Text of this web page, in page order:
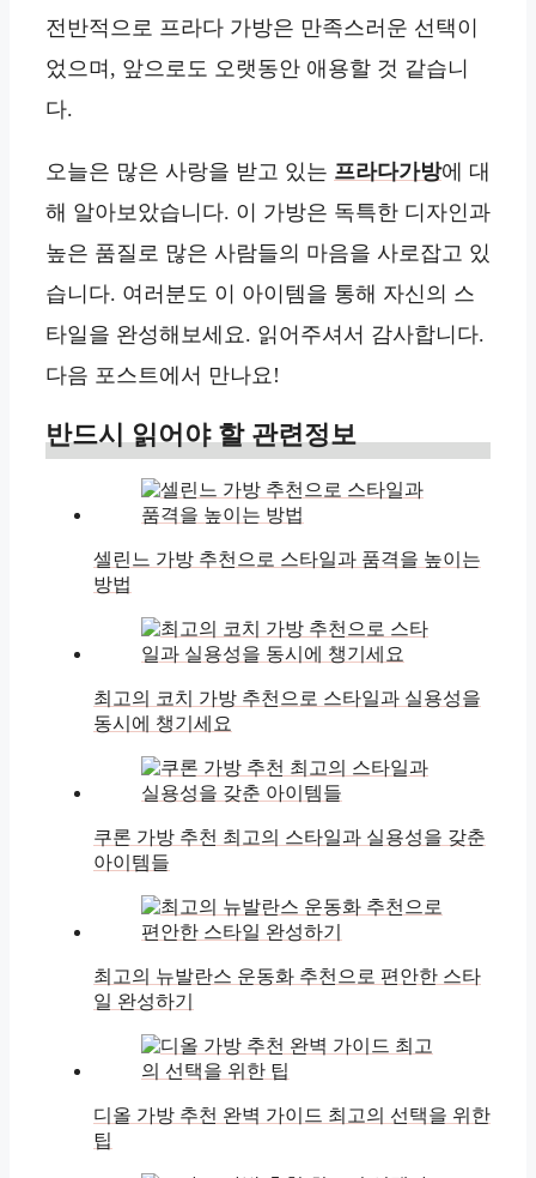
전반적으로 프라다 가방은 만족스러운 선택이
었으며, 앞으로도 오랫동안 애용할 것 같습니
다.
오늘은 많은 사랑을 받고 있는 프라다가방에 대
해 알아보았습니다. 이 가방은 독특한 디자인과
높은 품질로 많은 사람들의 마음을 사로잡고 있
습니다. 여러분도 이 아이템을 통해 자신의 스
타일을 완성해보세요. 읽어주셔서 감사합니다.
다음 포스트에서 만나요!
반드시 읽어야 할 관련정보
셀린느 가방 추천으로 스타일과 품격을 높이는
방법
최고의 코치 가방 추천으로 스타일과 실용성을
동시에 챙기세요
쿠론 가방 추천 최고의 스타일과 실용성을 갖춘
아이템들
최고의 뉴발란스 운동화 추천으로 편안한 스타
일 완성하기
디올 가방 추천 완벽 가이드 최고의 선택을 위한
팁